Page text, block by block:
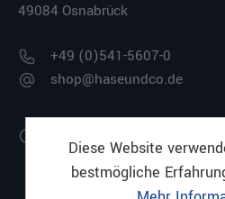
49084 Osnabrück
+49 (0)541-5607-0
shop@haseundco.de
Montag bis Freitag
08:00 - 17:00 Uhr
Diese Website
bestmögliche